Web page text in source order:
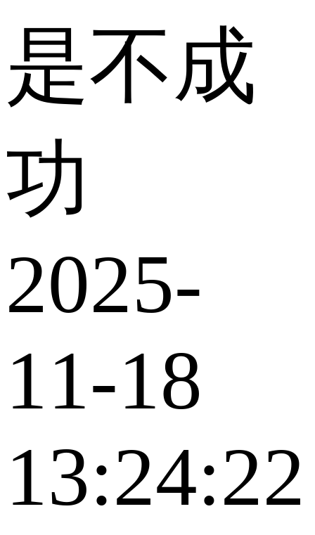
是不成
功
2025-
11-18
13:24:22